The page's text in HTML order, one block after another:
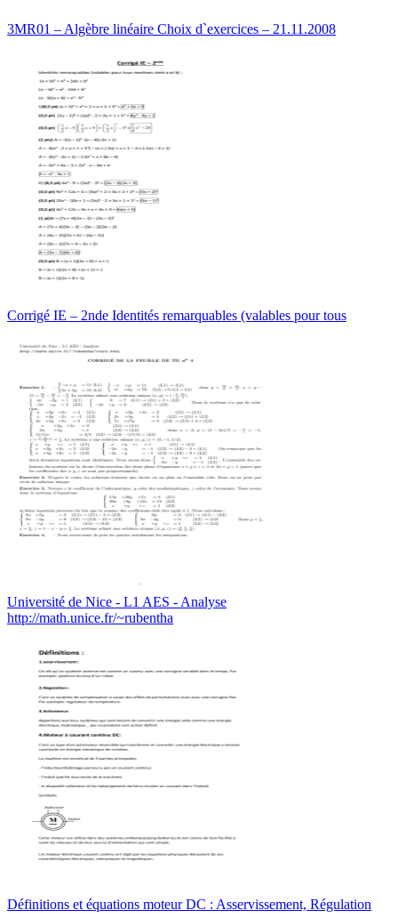
3MR01 – Algèbre linéaire Choix d`exercices – 21.11.2008
Corrigé IE – 2nde Identités remarquables (valables pour tous
Université de Nice - L1 AES - Analyse
http://math.unice.fr/~rubentha
Définitions et équations moteur DC : Asservissement, Régulation